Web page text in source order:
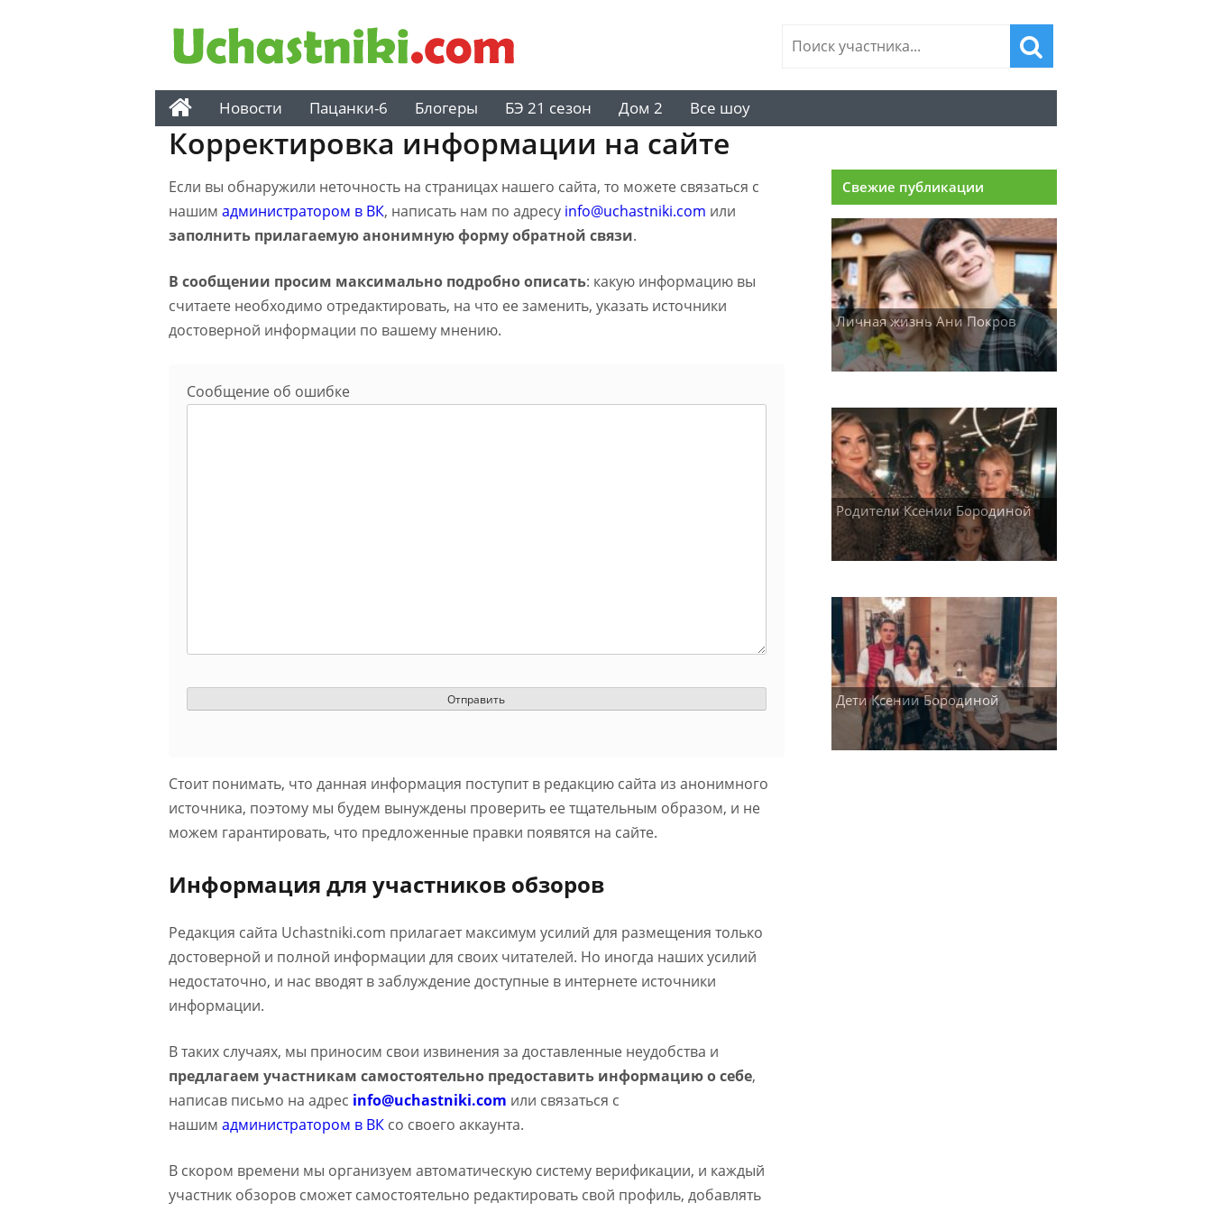
Новости Пацанки-6 Блогеры БЭ 21 сезон Дом 2 Все шоу
Корректировка информации на сайте
Если вы обнаружили неточность на страницах нашего сайта, то можете связаться с
нашим администратором в ВК, написать нам по адресу info@uchastniki.com или
заполнить прилагаемую анонимную форму обратной связи.
В сообщении просим максимально подробно описать: какую информацию вы
считаете необходимо отредактировать, на что ее заменить, указать источники
достоверной информации по вашему мнению.
Сообщение об ошибке
Стоит понимать, что данная информация поступит в редакцию сайта из анонимного
источника, поэтому мы будем вынуждены проверить ее тщательным образом, и не
можем гарантировать, что предложенные правки появятся на сайте.
Информация для участников обзоров
Редакция сайта Uchastniki.com прилагает максимум усилий для размещения только
достоверной и полной информации для своих читателей. Но иногда наших усилий
недостаточно, и нас вводят в заблуждение доступные в интернете источники
информации.
В таких случаях, мы приносим свои извинения за доставленные неудобства и
предлагаем участникам самостоятельно предоставить информацию о себе,
написав письмо на адрес info@uchastniki.com или связаться с
нашим администратором в ВК со своего аккаунта.
В скором времени мы организуем автоматическую систему верификации, и каждый
участник обзоров сможет самостоятельно редактировать свой профиль, добавлять
Свежие публикации
Личная жизнь Ани Покров
Родители Ксении Бородиной
Дети Ксении Бородиной